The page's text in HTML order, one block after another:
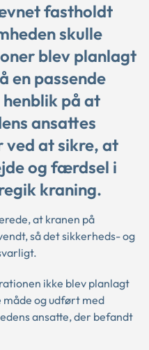
fastholdt
skulle
blev planlagt
en passende
på at
ansattes
ved at sikre, at
og færdsel i
kraning.
at kranen på
så det sikkerheds- og
ikke blev planlagt
måde og udført med
ansatte, der befandt